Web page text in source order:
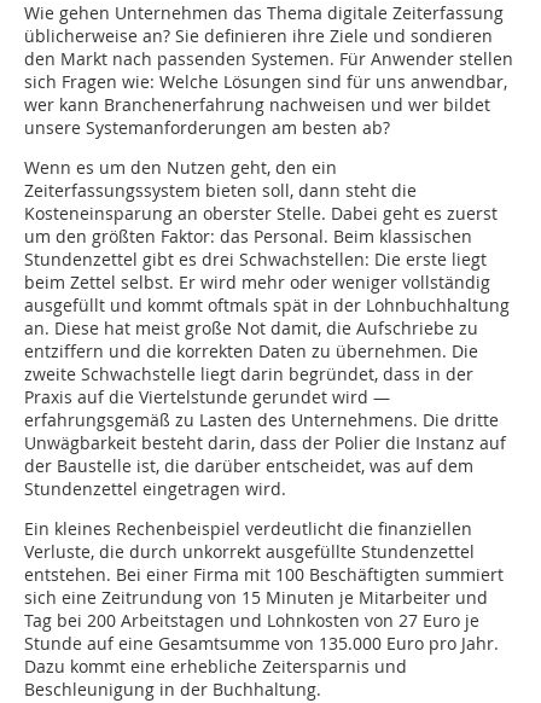
Wie gehen Unternehmen das Thema digitale Zeiterfassung
üblicherweise an? Sie definieren ihre Ziele und sondieren
den Markt nach passenden Systemen. Für Anwender stellen
sich Fragen wie: Welche Lösungen sind für uns anwendbar,
wer kann Branchenerfahrung nachweisen und wer bildet
unsere Systemanforderungen am besten ab?
Wenn es um den Nutzen geht, den ein
Zeiterfassungssystem bieten soll, dann steht die
Kosteneinsparung an oberster Stelle. Dabei geht es zuerst
um den größten Faktor: das Personal. Beim klassischen
Stundenzettel gibt es drei Schwachstellen: Die erste liegt
beim Zettel selbst. Er wird mehr oder weniger vollständig
ausgefüllt und kommt oftmals spät in der Lohnbuchhaltung
an. Diese hat meist große Not damit, die Aufschriebe zu
entziffern und die korrekten Daten zu übernehmen. Die
zweite Schwachstelle liegt darin begründet, dass in der
Praxis auf die Viertelstunde gerundet wird —
erfahrungsgemäß zu Lasten des Unternehmens. Die dritte
Unwägbarkeit besteht darin, dass der Polier die Instanz auf
der Baustelle ist, die darüber entscheidet, was auf dem
Stundenzettel eingetragen wird.
Ein kleines Rechenbeispiel verdeutlicht die finanziellen
Verluste, die durch unkorrekt ausgefüllte Stundenzettel
entstehen. Bei einer Firma mit 100 Beschäftigten summiert
sich eine Zeitrundung von 15 Minuten je Mitarbeiter und
Tag bei 200 Arbeitstagen und Lohnkosten von 27 Euro je
Stunde auf eine Gesamtsumme von 135.000 Euro pro Jahr.
Dazu kommt eine erhebliche Zeitersparnis und
Beschleunigung in der Buchhaltung.